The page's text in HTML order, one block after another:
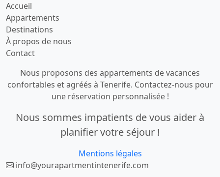
Accueil
Appartements
Destinations
À propos de nous
Contact
Nous proposons des appartements de vacances
confortables et agréés à Tenerife. Contactez-nous pour
une réservation personnalisée !
Nous sommes impatients de vous aider à
planifier votre séjour !
Mentions légales
info@yourapartmentintenerife.com